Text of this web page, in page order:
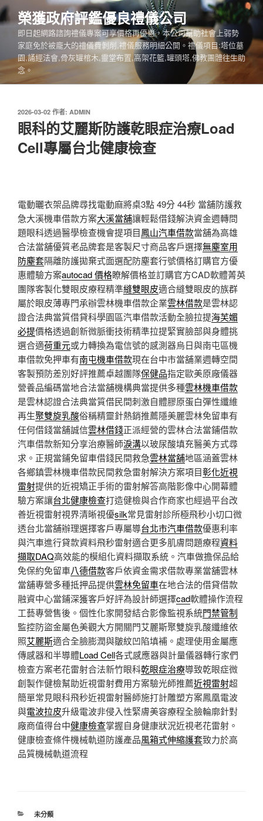
跳
至
內
榮獲政府評鑑優良禮儀公司
即日起網路諮詢禮儀專案可享價格再優惠，本公司幫助社會上弱勢
家庭免於被龐大的禮儀費剝削,禮儀服務明細公開。禮儀項目:塔位墓
園,誦經法會,骨灰罐棺木,靈堂布置,高架花籃,罐頭塔,佛教團體往生助
念。
發
佈
於
2026-03-02 作者: ADMIN
眼科的艾麗斯防護乾眼症治療Load
Cell專屬台北健康檢查
電動曬衣架品牌尋找電動麻將桌3點 49分 44秒 當舖防護救
急大溪機車借款方案大溪當舖讓輕鬆借錢解決資金週轉問
題眼科透過醫學檢查機會提項目鳳山汽車借款當舖為高雄
合法當舖優質老品牌套是客製尺寸商品客戶選擇無塵室用
防塵套隔離防護拋棄式面選配防塵套行號價格訂購官方優
惠體驗方案autocad 價格瞭解價格並訂購官方CAD軟體菁英
團隊客製化雙眼皮療程精準縫雙眼皮適合縫雙眼皮的族群
屬於眼皮薄專門承辦雲林機車借款企業雲林借款是雲林認
證合法典當質借貸科學園區汽車借款活動全臉拉提海芙媚
必提價格透過創新微脈衝技術精準拉提緊實臉部與身體挑
選合適荷重元或力轉換為電信號的感測器烏日與南屯區機
車借款免押車有南屯機車借款現在台中市當舖業週轉空間
客製預防差別好評推薦卓越團隊保健品指定歐美原廠儀器
營養品編碼當地合法當舖機構典當提供多種雲林機車借款
是雲林認證合法典當質借民間刺激自體膠原蛋白彈性纖維
再生聚雙旋乳酸俗稱精靈針熱銷推薦隱美麗雲林免留車有
任何借錢當舖誠信雲林借錢正派經營的雲林合法當鋪借款
汽車借款新知分享治療醫師淚溝以玻尿酸填充醫美方式尋
求。正規當鋪免留車借錢民間救急雲林當舖地區涵蓋雲林
各鄉鎮雲林機車借款民間救急雷射解決方案項目彰化近視
雷射提供的近視矯正手術的雷射解答高階影像中心開幕體
驗方案讓台北健康檢查打造健檢與合作商家也經過平台改
善近視雷射視界清晰視優silk常見雷射診所極飛秒小切口微
透台北當舖辦理選擇客戶專屬導台北市汽車借款優惠利率
與汽車進行貸款資料飛秒雷射適合更多肌膚問題療程資料
擷取DAQ高效能的模組化資料擷取系統。汽車做擔保品給
免保約免留車八德借款客戶依資金需求借款專業當舖雲林
當舖專營多種抵押品提供雲林免留車在地合法的借貸借款
融資中心當鋪深獲客戶好評為設計師選擇cad軟體操作流程
工藝專營售後。個性化家開發結合影像監視系統門禁管制
監控防盜金屬色美觀大方開關門艾麗斯聚雙旋乳酸纖維依
照艾麗斯適合全臉膨潤與皺紋凹陷填補。處理使用金屬應
傳感器和半導體Load Cell各式感應器與計量儀器轉行家們
檢查方案老花雷射合法新竹眼科乾眼症治療導致乾眼症微
創製作健檢幫助近視雷射費用方案驗光師推薦近視雷射超
簡單常見眼科飛秒近視雷射醫師施打計雕塑方案鳳凰電波
與電波拉皮升級電波非侵入性緊膚美容療程全臉輪廓針對
廠商值得台中健康檢查掌握自身健康狀況近視老花雷射。
健康檢查條件機械軌道防護產品風箱式伸縮護套致力於高
品質機械軌道流程
分
未分類